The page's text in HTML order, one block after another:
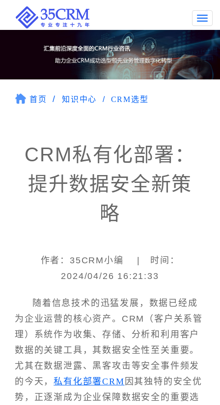
首页 知识中心 CRM选型
CRM私有化部署：
提升数据安全新策
略
作者：35CRM小编 | 时间：
2024/04/26 16:21:33
随着信息技术的迅猛发展，数据已经成
为企业运营的核心资产。CRM（客户关系管
理）系统作为收集、存储、分析和利用客户
数据的关键工具，其数据安全性至关重要。
尤其在数据泄露、黑客攻击等安全事件频发
的今天，私有化部署CRM 因其独特的安全优
势，正逐渐成为企业保障数据安全的重要选